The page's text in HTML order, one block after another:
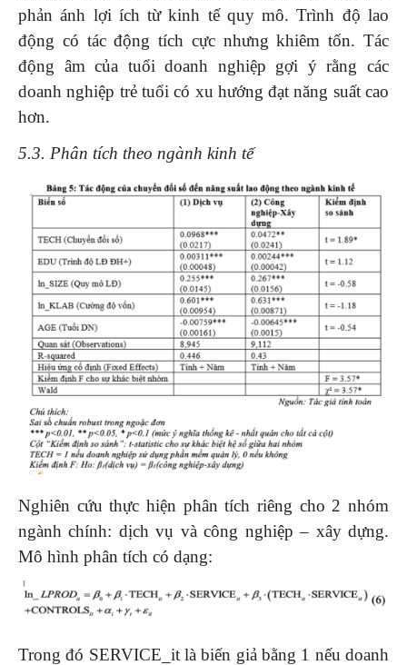
phản ánh lợi ích từ kinh tế quy mô. Trình độ lao
động có tác động tích cực nhưng khiêm tốn. Tác
động âm của tuổi doanh nghiệp gợi ý rằng các
doanh nghiệp trẻ tuổi có xu hướng đạt năng suất cao
hơn.
5.3. Phân tích theo ngành kinh tế
Nghiên cứu thực hiện phân tích riêng cho 2 nhóm
ngành chính: dịch vụ và công nghiệp – xây dựng.
Mô hình phân tích có dạng:
Trong đó SERVICE_it là biến giả bằng 1 nếu doanh